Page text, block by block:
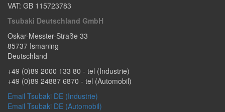
VAT: GB 115723783
Tsubaki Deutschland GmbH
Oskar-Messter-Straße 33
85737 Ismaning
Deutschland
+49 (0)89 2000 133 80 - tel (Industrie)
+49 (0)89 24887 6870 - tel (Automobil)
Email Tsubaki DE (Industrie)
Email Tsubaki DE (Automobil)